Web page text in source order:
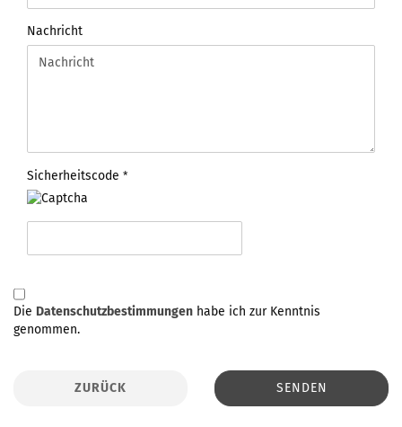
Nachricht
Sicherheitscode
DATENSCHUTZBESTIMMUNGEN
Die Datenschutzbestimmungen habe ich zur Kenntnis
genommen.
ZURÜCK SENDEN